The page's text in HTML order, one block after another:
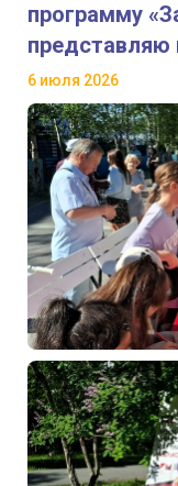
программу
представляю
6 июля 2026